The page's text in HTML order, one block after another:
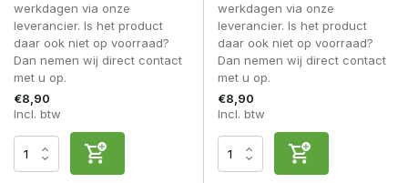
werkdagen via onze
leverancier. Is het product
daar ook niet op voorraad?
Dan nemen wij direct contact
met u op.
€8,90
Incl. btw
werkdagen via onze
leverancier. Is het product
daar ook niet op voorraad?
Dan nemen wij direct contact
met u op.
€8,90
Incl. btw